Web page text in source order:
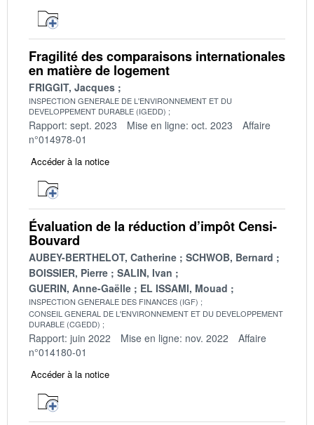
Fragilité des comparaisons internationales
en matière de logement
FRIGGIT, Jacques
INSPECTION GENERALE DE L'ENVIRONNEMENT ET DU
DEVELOPPEMENT DURABLE (IGEDD)
Rapport: sept. 2023 Mise en ligne: oct. 2023
Affaire
n°014978-01
Accéder à la notice
Évaluation de la réduction d’impôt Censi-
Bouvard
AUBEY-BERTHELOT, Catherine
SCHWOB, Bernard
BOISSIER, Pierre
SALIN, Ivan
GUERIN, Anne-Gaëlle
EL ISSAMI, Mouad
INSPECTION GENERALE DES FINANCES (IGF)
CONSEIL GENERAL DE L'ENVIRONNEMENT ET DU DEVELOPPEMENT
DURABLE (CGEDD)
Rapport: juin 2022 Mise en ligne: nov. 2022
Affaire
n°014180-01
Accéder à la notice